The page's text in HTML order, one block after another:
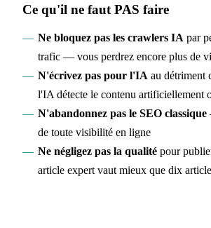
Ce qu'il ne faut PAS faire
Ne bloquez pas les crawlers IApar
trafic — vous perdrez encore plus de
N'écrivez pas pour l'IAau détriment
l'IA détecte le contenu artificiellement
N'abandonnez pas le SEO classique
de toute visibilité en ligne
Ne négligez pas la qualitépour
article expert vaut mieux que dix